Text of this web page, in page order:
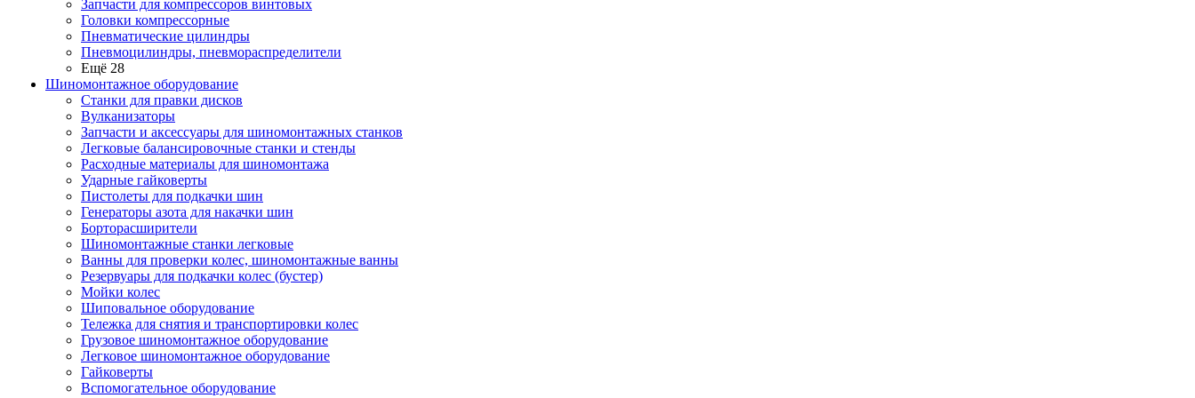
Запчасти для компрессоров винтовых
Головки компрессорные
Пневматические цилиндры
Пневмоцилиндры, пневмораспределители
Ещё 28
Шиномонтажное оборудование
Станки для правки дисков
Вулканизаторы
Запчасти и аксессуары для шиномонтажных станков
Легковые балансировочные станки и стенды
Расходные материалы для шиномонтажа
Ударные гайковерты
Пистолеты для подкачки шин
Генераторы азота для накачки шин
Борторасширители
Шиномонтажные станки легковые
Ванны для проверки колес, шиномонтажные ванны
Резервуары для подкачки колес (бустер)
Мойки колес
Шиповальное оборудование
Тележка для снятия и транспортировки колес
Грузовое шиномонтажное оборудование
Легковое шиномонтажное оборудование
Гайковерты
Вспомогательное оборудование